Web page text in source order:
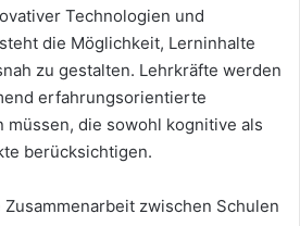
Technologien und
die Möglichkeit, Lerninhalte
zu gestalten. Lehrkräfte werden
erfahrungsorientierte
müssen, die sowohl kognitive als
berücksichtigen.
zwischen Schulen